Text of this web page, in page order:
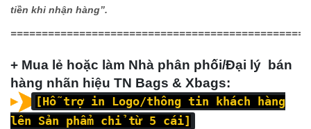
tiền khi nhận hàng”.
+ Mua lẻ hoặc làm Nhà phân phối/Đại lý bán
hàng nhãn hiệu TN Bags & Xbags:
[Hỗ trợ in Logo/thông tin khách hàng
lên Sản phẩm chỉ từ 5 cái]